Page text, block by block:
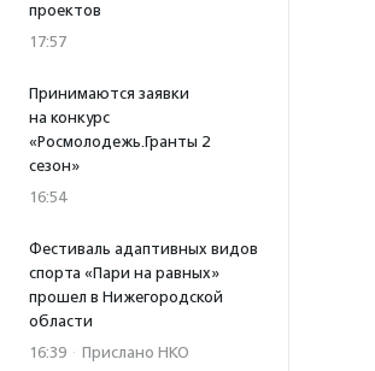
проектов
17:57
Принимаются заявки
на конкурс
«Росмолодежь.Гранты 2
сезон»
16:54
Фестиваль адаптивных видов
спорта «Пари на равных»
прошел в Нижегородской
области
16:39 · Прислано НКО